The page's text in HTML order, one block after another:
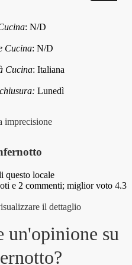
: N/D
Cucina: N/D
Cucina:Italiana
Lunedì
imprecisione
questo locale
e 2 commenti; miglior voto 4.3
il dettaglio
un'opinione su
?